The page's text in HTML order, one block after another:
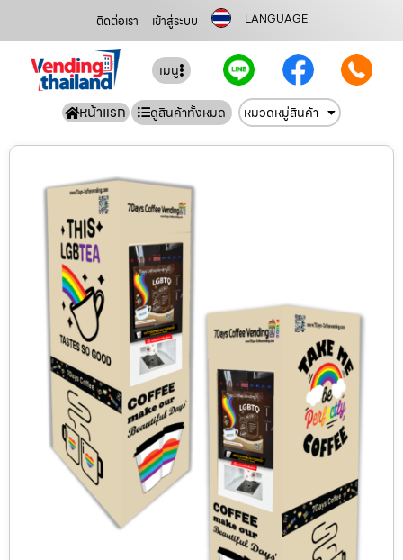
ติดต่อเรา เข้าสู่ระบบ LANGUAGE
เมนู
หน้าแรก ดูสินค้าทั้งหมด หมวดหมู่สินค้า